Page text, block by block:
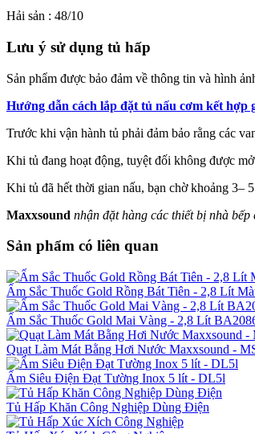
Hải sản : 48/10
Lưu ý sử dụng tủ hấp
Sản phẩm được bảo đảm về thông tin và hình
Hướng dẫn cách lắp đặt tủ nấu cơm kết hợp
Trước khi vận hành tủ phải đảm bảo rằng các
Khi tủ đang hoạt động, tuyệt đối không được mở
Khi tủ đã hết thời gian nấu, bạn chờ khoảng 3–
Maxxsound nhận đặt hàng các thiết bị nhà
Sản phẩm có liên quan
Ấm Sắc Thuốc Gold Rồng Bát Tiên - 2,8 Lít
Ấm Sắc Thuốc Gold Mai Vàng - 2,8 Lít
Quạt Làm Mát Bằng Hơi Nước Maxxsound -
Ấm Siêu Điện Đạt Tường Inox 5 lít - DL5l
Tủ Hấp Khăn Công Nghiệp Dùng Điện